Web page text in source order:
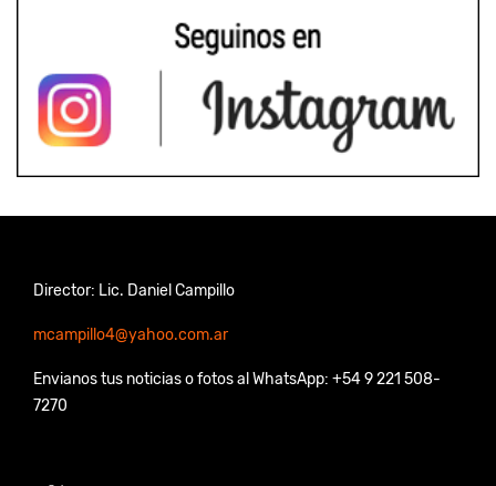
Director: Lic. Daniel Campillo
mcampillo4@yahoo.com.ar
Envianos tus noticias o fotos al WhatsApp: +54 9 221 508-
7270